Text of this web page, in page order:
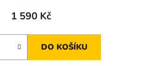
1 590 Kč
DO KOŠÍKU